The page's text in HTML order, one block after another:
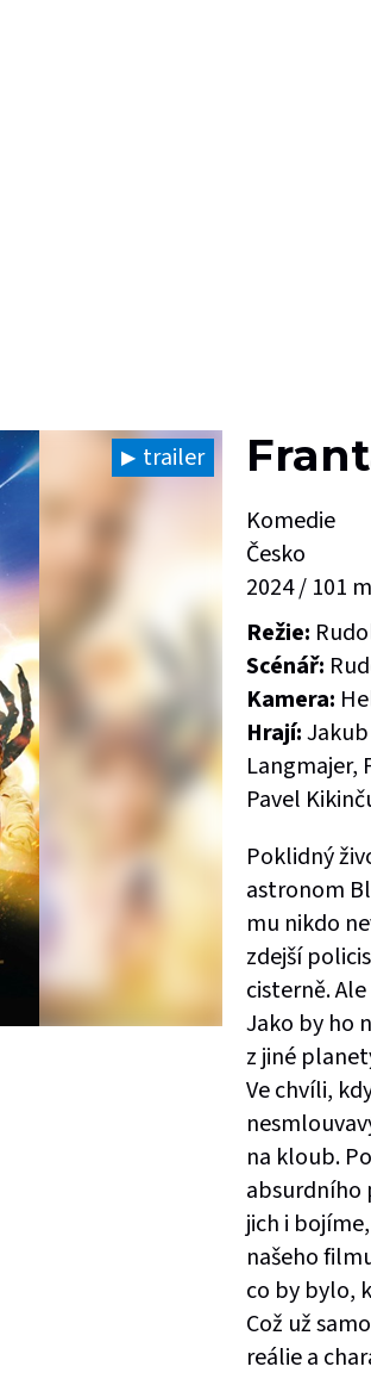
Komedie
Česko
2024 / 101
Režie:
Scénář:
Kamera:
Hrají:
Langmajer,
Pavel
Poklidný
astronom
mu nikdo
zdejší
cisterně.
Jako by ho
z jiné
Ve chvíli,
na kloub.
absurdního
jich i
našeho
co by bylo,
Což už
reálie a
trailer